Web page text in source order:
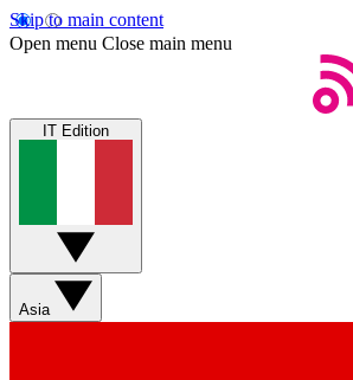
Skip to main content
Open menu Close main menu
IT Edition
Asia